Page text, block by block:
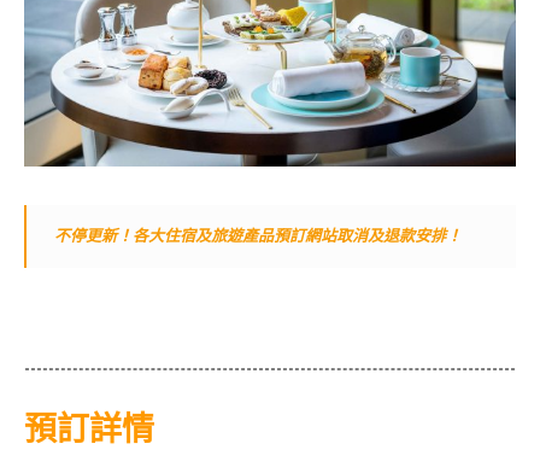
不停更新！各大住宿及旅遊產品預訂網站取消及退款安排！
預訂詳情